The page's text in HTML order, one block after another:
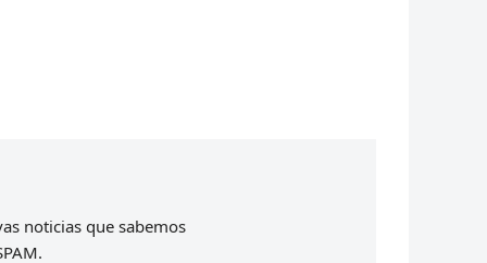
noticias que sabemos